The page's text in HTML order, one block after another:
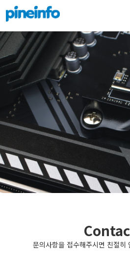
콘텐츠로
건너뛰기
문의사항을 접수해주시면 친절히
파인인포 홈으로 이동